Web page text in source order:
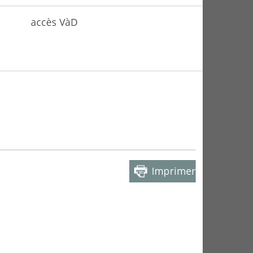
accès VàD
Imprimer